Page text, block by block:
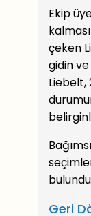
Ekip
çeken
gidin
Liebelt,
Geri